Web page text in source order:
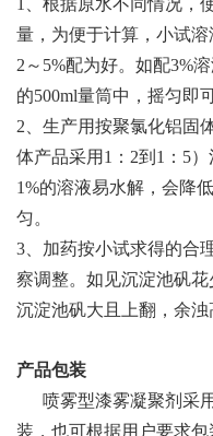
1
、根据原水不同情况，
量，为便于计算，小试
2 ～ 5%配为好。如配3%
的500ml量筒中，摇匀即可
2 、生产用按聚氯化铝固
体产品采用 1 ： 2到 1 ： 5
1%的溶液易水解，会降
匀。
3 、加药按小试求得的合
察调整。如见沉淀池矾
沉淀池矾大且上翻，余浊
产品包装
喷雾型漆雾凝聚剂采用
装，也可根据用户要求